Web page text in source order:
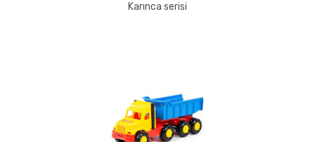
Karınca serisi